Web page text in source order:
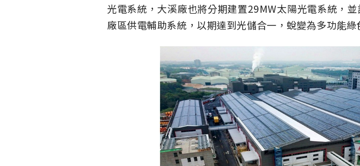
光電系統，大溪廠也將分期建置29MW太陽光電系統，
廠區供電輔助系統，以期達到光儲合一，蛻變為多功能綠